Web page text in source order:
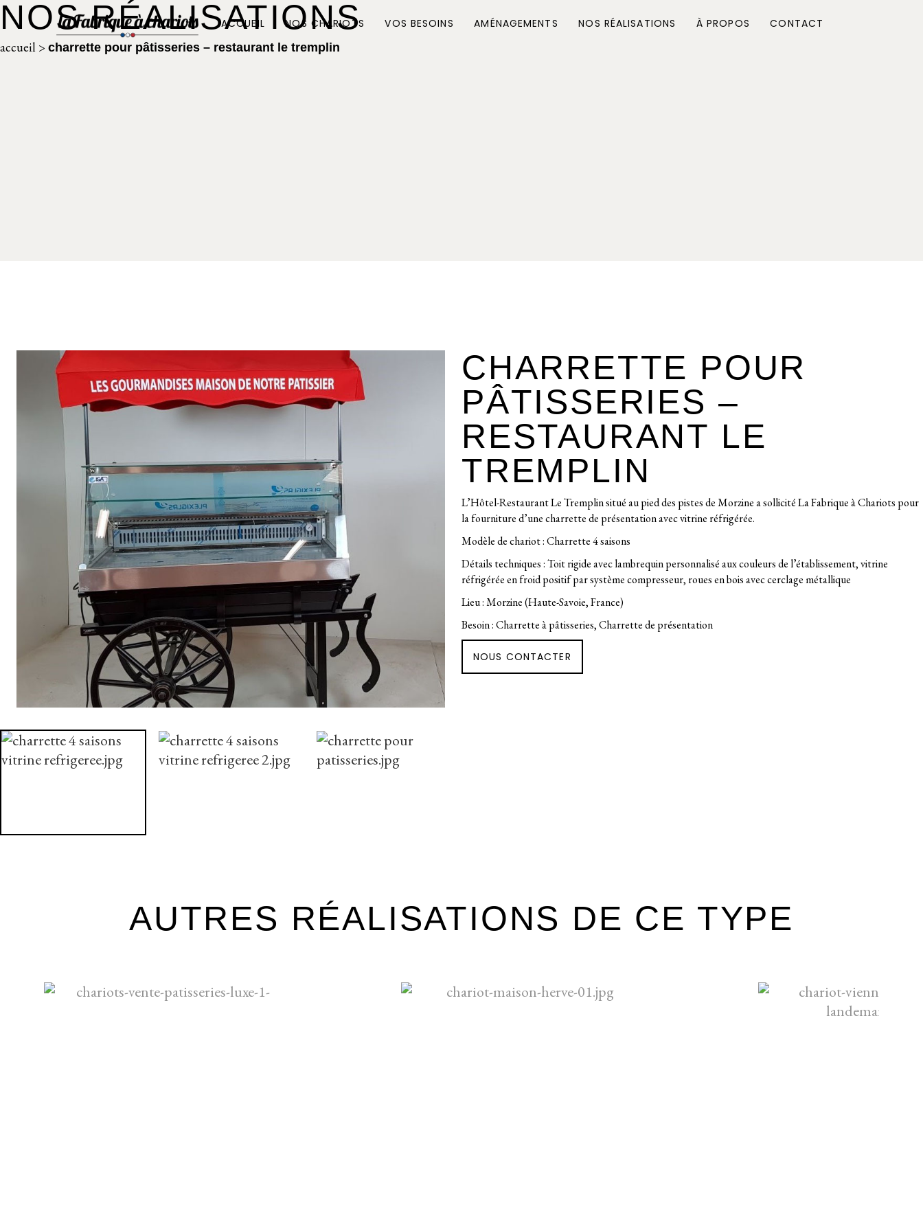
ACCUEIL NOS CHARIOTS VOS BESOINS AMÉNAGEMENTS NOS RÉALISATIONS À PROPOS CONTACT
NOS RÉALISATIONS
accueil > charrette pour pâtisseries – restaurant le tremplin
CHARRETTE POUR
PÂTISSERIES –
RESTAURANT LE
TREMPLIN
L’Hôtel-Restaurant Le Tremplin situé au pied des pistes de Morzine a sollicité La Fabrique à Chariots pour
la fourniture d’une charrette de présentation avec vitrine réfrigérée.
Modèle de chariot : Charrette 4 saisons
Détails techniques : Toit rigide avec lambrequin personnalisé aux couleurs de l’établissement, vitrine
réfrigérée en froid positif par système compresseur, roues en bois avec cerclage métallique
Lieu : Morzine (Haute-Savoie, France)
Besoin : Charrette à pâtisseries, Charrette de présentation
NOUS CONTACTER
AUTRES RÉALISATIONS DE CE TYPE